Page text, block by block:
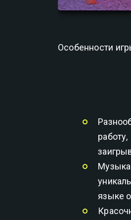
Особенности
языке